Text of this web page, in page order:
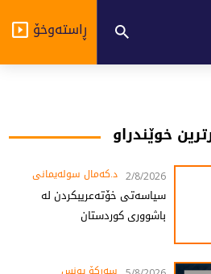
ڕاستەوخۆ
خوێندراو
2/8/2026 د.کەمال سولەیمانی
سیاسەتی خۆتەعریبکردن لە
باشووری کوردستان